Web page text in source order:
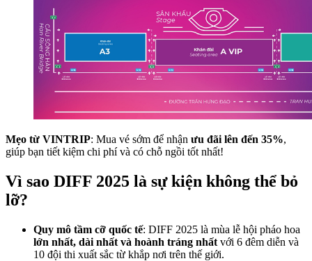
Mẹo từ VINTRIP: Mua vé sớm để nhận ưu đãi lên đến 35%,
giúp bạn tiết kiệm chi phí và có chỗ ngồi tốt nhất!
Vì sao DIFF 2025 là sự kiện không thể bỏ
lỡ?
Quy mô tầm cỡ quốc tế: DIFF 2025 là mùa lễ hội pháo hoa
lớn nhất, dài nhất và hoành tráng nhất với 6 đêm diễn và
10 đội thi xuất sắc từ khắp nơi trên thế giới.